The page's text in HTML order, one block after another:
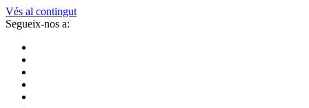
Vés al contingut
Segueix-nos a: